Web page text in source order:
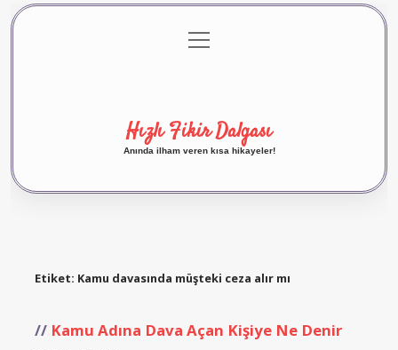
Gizlilik Politikası
menüyü
aç
Hızlı Fikir Dalgası
Anında ilham veren kısa hikayeler!
Etiket: Kamu davasında müşteki ceza alır mı
Kamu Adına Dava Açan Kişiye Ne Denir